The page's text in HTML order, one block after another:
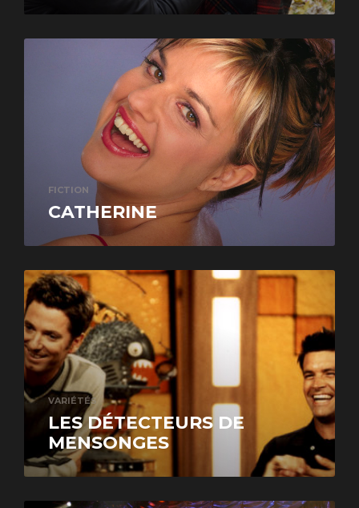
FICTION
CATHERINE
VARIÉTÉS
LES DÉTECTEURS DE
MENSONGES